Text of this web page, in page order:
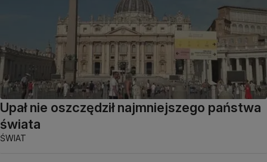
Upał nie oszczędził najmniejszego państwa
świata
ŚWIAT